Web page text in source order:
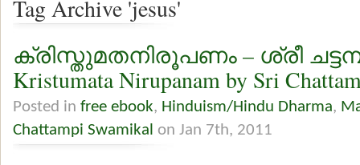
Tag Archive 'jesus'
ക്രിസ്തുമതനിരൂപണം – ശ്രീ
Kristumata Nirupanam by Sri
Posted in free ebook, Hinduism/Hindu Dharma,
Chattampi Swamikal on Jan 7th, 2011